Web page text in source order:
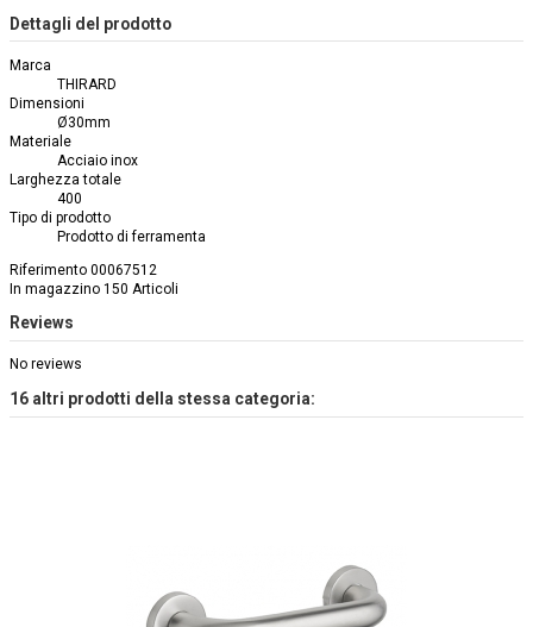
Dettagli del prodotto
Marca
THIRARD
Dimensioni
Ø30mm
Materiale
Acciaio inox
Larghezza totale
400
Tipo di prodotto
Prodotto di ferramenta
Riferimento 00067512
In magazzino 150 Articoli
Reviews
No reviews
16 altri prodotti della stessa categoria: